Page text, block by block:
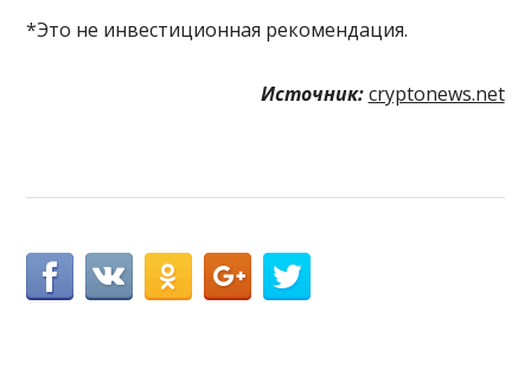
*Это не инвестиционная рекомендация.
Источник: cryptonews.net